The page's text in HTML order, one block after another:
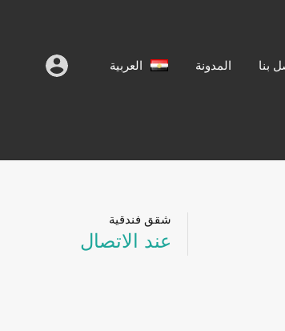
بنا المدونة العربية
شقق فندقية
عند الاتصال